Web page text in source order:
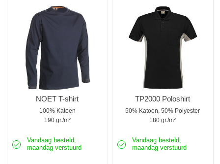
NOET T-shirt
100% Katoen
190 gr./m²
Vandaag besteld,
maandag verstuurd
TP2000 Poloshirt
50% Katoen, 50% Polyester
180 gr./m²
Vandaag besteld,
maandag verstuurd